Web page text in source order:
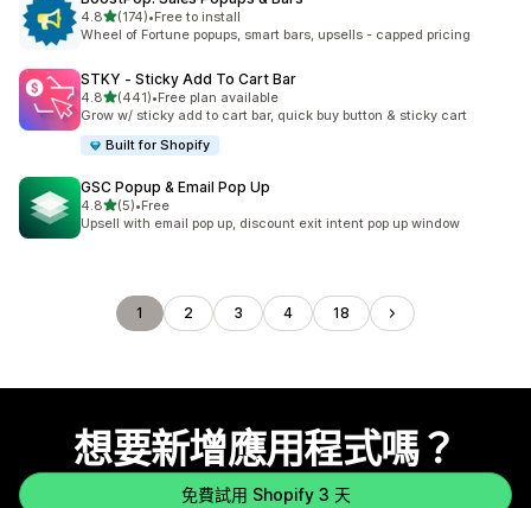
4.8滿分 5 顆星
(174)
共有 174 則評價
•Free to install
Wheel of Fortune popups, smart bars, upsells - capped pricing
STKY ‑ Sticky Add To Cart Bar
4.8滿分 5 顆星
(441)
共有 441 則評價
•Free plan available
Grow w/ sticky add to cart bar, quick buy button & sticky cart
Built for Shopify
GSC Popup & Email Pop Up
4.8滿分 5 顆星
(5)
共有 5 則評價
•Free
Upsell with email pop up, discount exit intent pop up window
1 2 3 4 18
想要新增應用程式嗎？
免費試用 Shopify 3 天